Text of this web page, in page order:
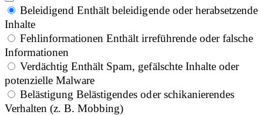
Beleidigend Enthält beleidigende oder herabsetzende
Inhalte
Fehlinformationen Enthält irreführende oder falsche
Informationen
Verdächtig Enthält Spam, gefälschte Inhalte oder
potenzielle Malware
Belästigung Belästigendes oder schikanierendes
Verhalten (z. B. Mobbing)